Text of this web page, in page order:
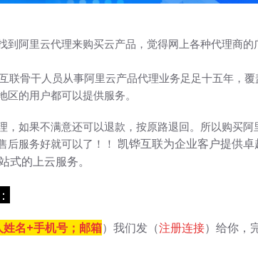
阿里云代理来购买云产品，觉得网上各种代理商的
骨干人员从事阿里云产品代理业务足足十五年，覆
的用户都可以提供服务。
，如果不满意还可以退款，按原路退回。所以购买阿
后服务好就可以了！！ 凯铧互联为企业客户提供卓
式的上云服务。
名+手机号；邮箱）我们发（注册连接）给你，